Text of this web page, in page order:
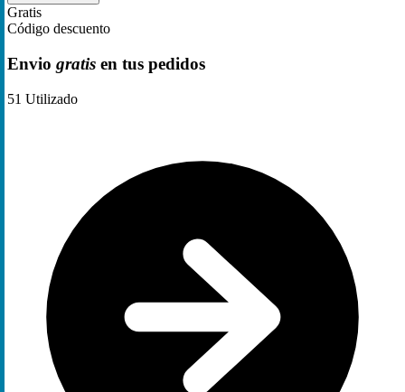
Gratis
Código descuento
Envio gratis en tus pedidos
51 Utilizado